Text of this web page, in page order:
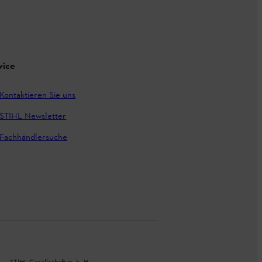
Kontaktieren Sie uns
STIHL Newsletter
Fachhändlersuche